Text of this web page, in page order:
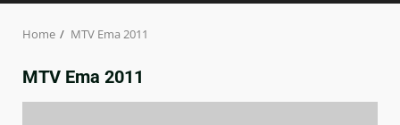
Home MTV Ema 2011
MTV Ema 2011